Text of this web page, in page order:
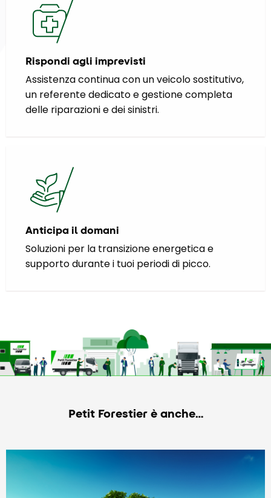
Rispondi agli imprevisti
Assistenza continua con un veicolo sostitutivo,
un referente dedicato e gestione completa
delle riparazioni e dei sinistri.
Anticipa il domani
Soluzioni per la transizione energetica e
supporto durante i tuoi periodi di picco.
Petit Forestier è anche…